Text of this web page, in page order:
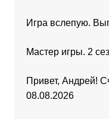
Игра вслепую.
Мастер игры. 2
Привет, Андрей!
08.08.2026